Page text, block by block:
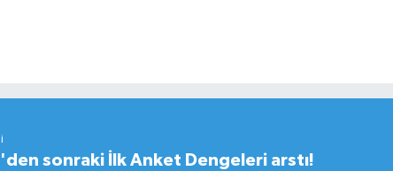
sonraki İlk Anket Dengeleri arstı!